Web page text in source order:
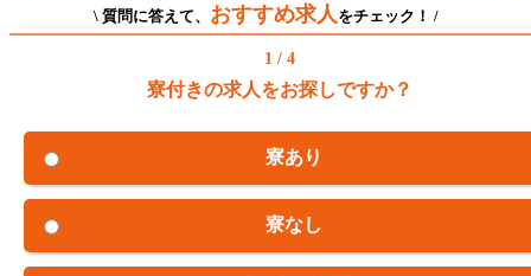
\ 質問に答えて、 おすすめ求人 をチェック！ /
1 / 4
寮付きの求人をお探しですか？
寮あり
寮なし